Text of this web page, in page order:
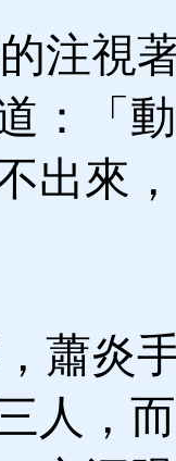
注視
：「
出來
蕭炎
人，